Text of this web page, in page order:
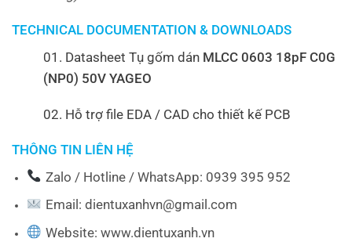
TECHNICAL DOCUMENTATION & DOWNLOADS
01. Datasheet Tụ gốm dán MLCC 0603 18pF C0G
(NP0) 50V YAGEO
02. Hỗ trợ file EDA / CAD cho thiết kế PCB
THÔNG TIN LIÊN HỆ
Zalo / Hotline / WhatsApp: 0939 395 952
Email: dientuxanhvn@gmail.com
Website: www.dientuxanh.vn